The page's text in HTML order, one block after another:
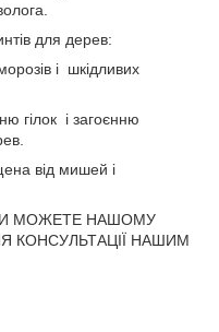
для дерев:
і шкідливих
гілок і загоєнню
від мишей і
МОЖЕТЕ НАШОМУ
КОНСУЛЬТАЦІЇ НАШИМ